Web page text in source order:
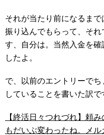
それが当たり前になるま
振り込んでもらって、そ
す、自分は。当然入金を
したよ。
で、以前のエントリーで
していることを書いた訳で
【終活日々つれづれ】頼
もだいぶ変わったね。メ